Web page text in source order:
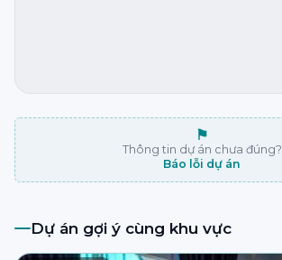
⚑
Thông tin dự án chưa đúng?
Báo lỗi dự án
Dự án gợi ý cùng khu vực